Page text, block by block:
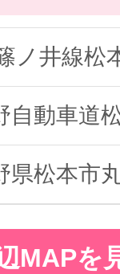
ノ井線松
自動車道
県松本市
MAPを